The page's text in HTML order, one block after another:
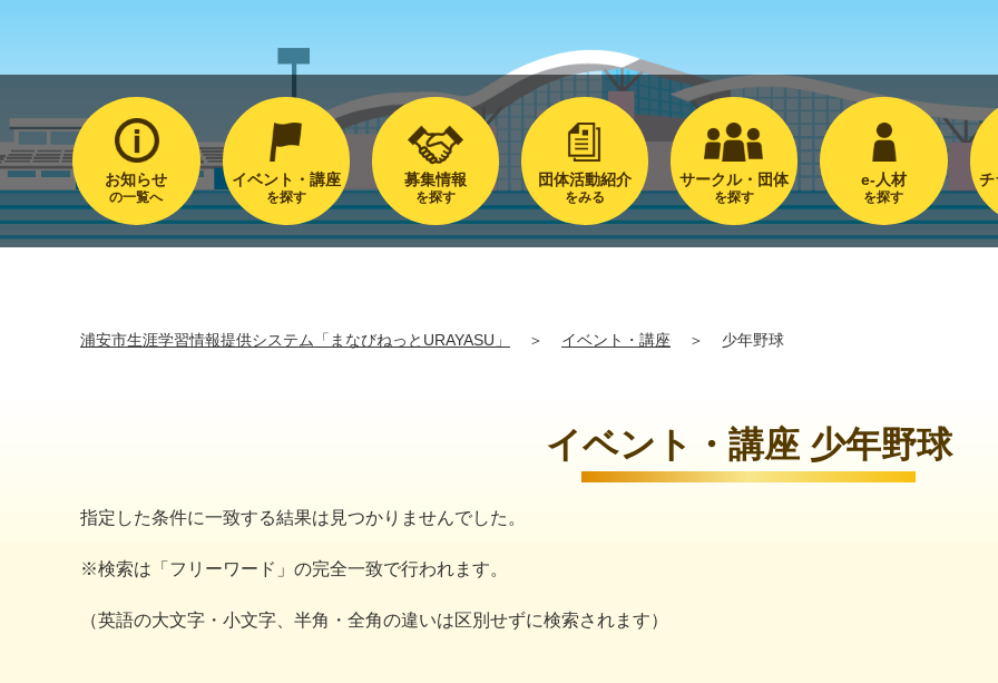
お知らせ
の一覧へ
イベント・講座
を探す
募集情報
を探す
団体活動紹介
をみる
サークル・団体
を探す
e-人材
を探す
チ
浦安市生涯学習情報提供システム「まなびねっとURAYASU」 ＞ イベント・講座 ＞ 少年野球
イベント・講座 少年野球
指定した条件に一致する結果は見つかりませんでした。
※検索は「フリーワード」の完全一致で行われます。
（英語の大文字・小文字、半角・全角の違いは区別せずに検索されます）